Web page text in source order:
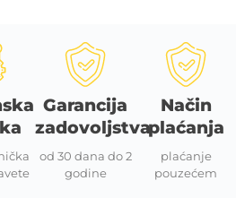
Garancija
zadovoljstva
od 30 dana do 2
godine
Način
plaćanja
plaćanje
pouzećem